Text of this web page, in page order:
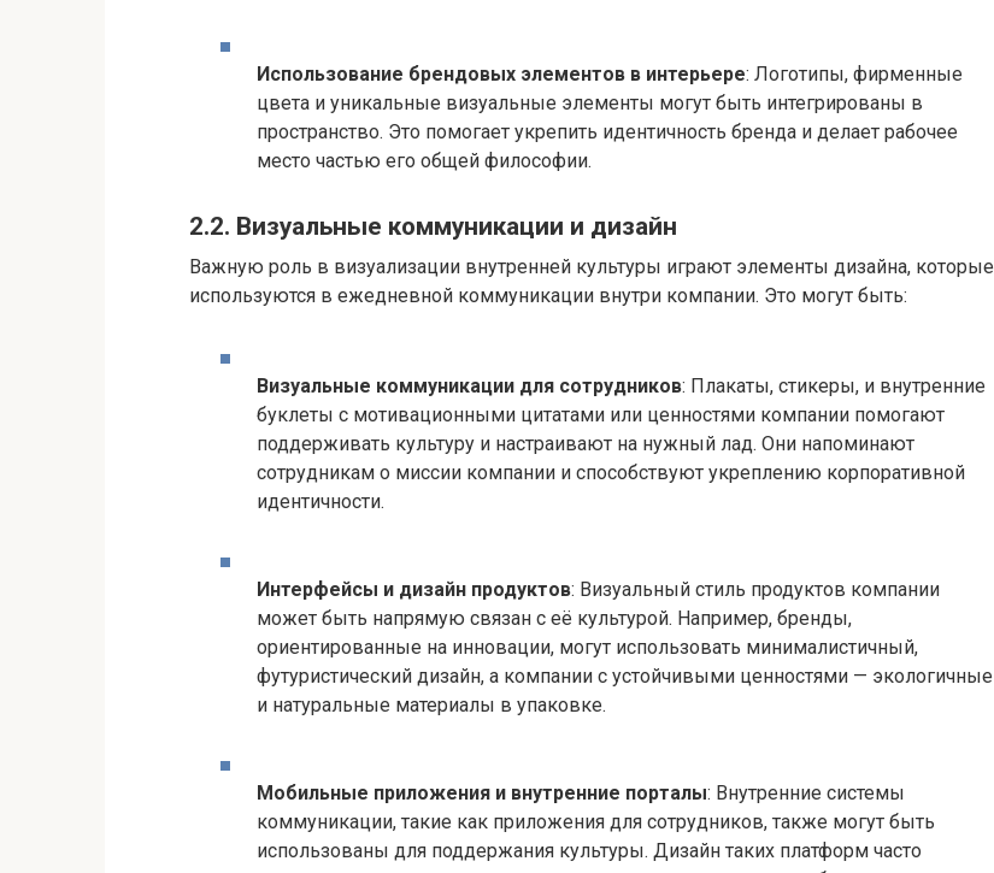
Использование брендовых элементов в интерьере: Логотипы, фирменные
цвета и уникальные визуальные элементы могут быть интегрированы в
пространство. Это помогает укрепить идентичность бренда и делает рабочее
место частью его общей философии.
2.2. Визуальные коммуникации и дизайн
Важную роль в визуализации внутренней культуры играют элементы дизайна, которые
используются в ежедневной коммуникации внутри компании. Это могут быть:
Визуальные коммуникации для сотрудников: Плакаты, стикеры, и внутренние
буклеты с мотивационными цитатами или ценностями компании помогают
поддерживать культуру и настраивают на нужный лад. Они напоминают
сотрудникам о миссии компании и способствуют укреплению корпоративной
идентичности.
Интерфейсы и дизайн продуктов: Визуальный стиль продуктов компании
может быть напрямую связан с её культурой. Например, бренды,
ориентированные на инновации, могут использовать минималистичный,
футуристический дизайн, а компании с устойчивыми ценностями — экологичные
и натуральные материалы в упаковке.
Мобильные приложения и внутренние порталы: Внутренние системы
коммуникации, такие как приложения для сотрудников, также могут быть
использованы для поддержания культуры. Дизайн таких платформ часто